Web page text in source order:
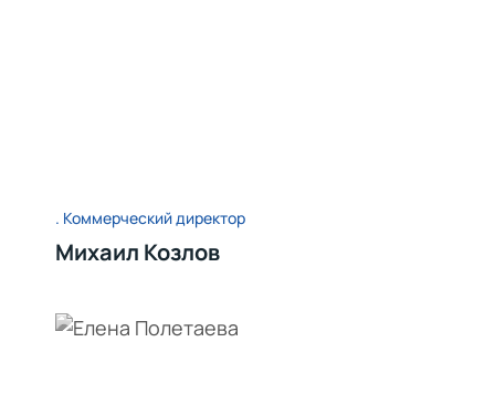
Коммерческий директор
Михаил Козлов